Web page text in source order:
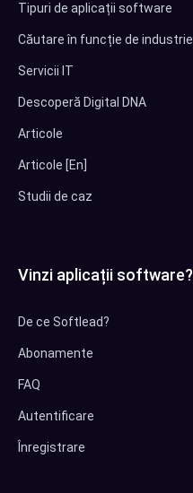
Tipuri de aplicații software
Căutare în funcție de industrie
Servicii IT
Descoperă Digital DNA
Articole
Articole [En]
Studii de caz
Vinzi aplicații software?
De ce Softlead?
Abonamente
FAQ
Autentificare
Înregistrare